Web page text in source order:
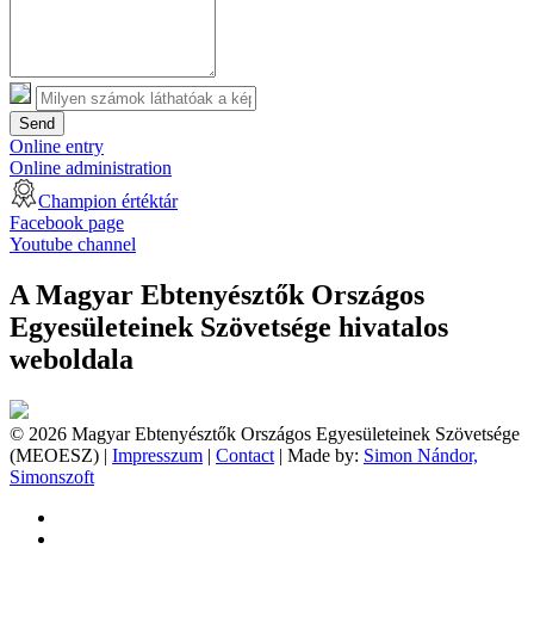
Send
Online entry
Online administration
Champion értéktár
Facebook page
Youtube channel
A Magyar Ebtenyésztők Országos
Egyesületeinek Szövetsége hivatalos
weboldala
© 2026 Magyar Ebtenyésztők Országos Egyesületeinek Szövetsége
(MEOESZ) | Impresszum | Contact | Made by: Simon Nándor,
Simonszoft